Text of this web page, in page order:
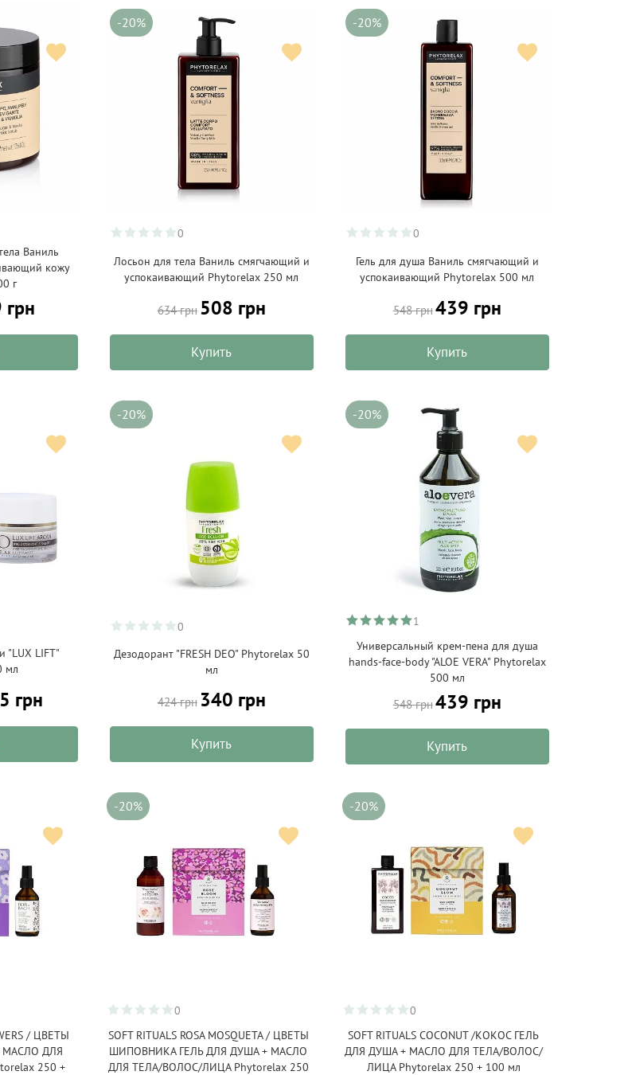
Ваниль
кожу
г
-20%
0
Лосьон для тела Ваниль смягчающий и
успокаивающий Phytorelax 250 мл
634 грн 508 грн
Купить
-20%
0
Гель для душа Ваниль смягчающий и
успокаивающий Phytorelax 500 мл
548 грн439 грн
Купить
"LUX LIFT"
мл
грн
-20%
0
Дезодорант "FRESH DEO" Phytorelax 50
мл
424 грн 340 грн
Купить
-20%
1
Универсальный крем-пена для душа
hands-face-body "ALOE VERA" Phytorelax
500 мл
548 грн439 грн
Купить
/ ЦВЕТЫ
МАСЛО ДЛЯ
250 +
-20%
0
SOFT RITUALS ROSA MOSQUETA / ЦВЕТЫ
ШИПОВНИКА ГЕЛЬ ДЛЯ ДУША + МАСЛО
ДЛЯ ТЕЛА/ВОЛОС/ЛИЦА Phytorelax 250
-20%
0
SOFT RITUALS COCONUT /КОКОС ГЕЛЬ
ДЛЯ ДУША + МАСЛО ДЛЯ ТЕЛА/ВОЛОС/
ЛИЦА Phytorelax 250 + 100 мл